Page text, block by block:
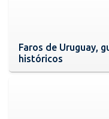
Faros de Uruguay,
históricos